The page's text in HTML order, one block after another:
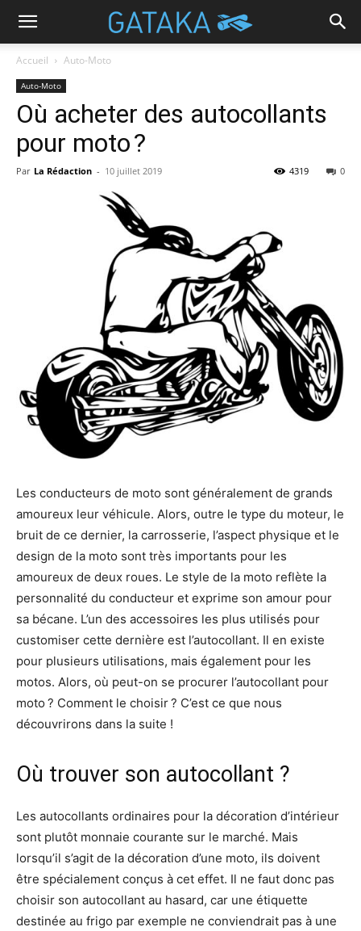
Accueil Auto-Moto
Auto-Moto
Où acheter des autocollants
pour moto ?
Par La Rédaction - 10 juillet 2019 0
4319
Les conducteurs de moto sont généralement de grands
amoureux leur véhicule. Alors, outre le type du moteur, le
bruit de ce dernier, la carrosserie, l’aspect physique et le
design de la moto sont très importants pour les
amoureux de deux roues. Le style de la moto reflète la
personnalité du conducteur et exprime son amour pour
sa bécane. L’un des accessoires les plus utilisés pour
customiser cette dernière est l’autocollant. Il en existe
pour plusieurs utilisations, mais également pour les
motos. Alors, où peut-on se procurer l’autocollant pour
moto ? Comment le choisir ? C’est ce que nous
découvrirons dans la suite !
Où trouver son autocollant ?
Les autocollants ordinaires pour la décoration d’intérieur
sont plutôt monnaie courante sur le marché. Mais
lorsqu’il s’agit de la décoration d’une moto, ils doivent
être spécialement conçus à cet effet. Il ne faut donc pas
choisir son autocollant au hasard, car une étiquette
destinée au frigo par exemple ne conviendrait pas à une